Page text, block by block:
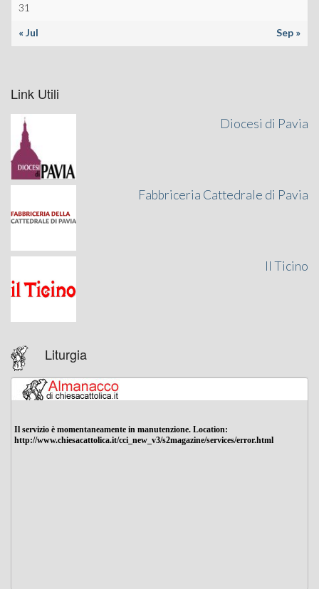
31
« Jul Sep »
Link Utili
Diocesi di Pavia
Fabbriceria Cattedrale di Pavia
Il Ticino
Liturgia